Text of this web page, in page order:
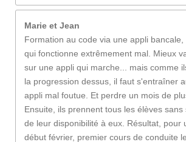
Marie et Jean
Formation au code via une appli
qui fonctionne extrêmement mal. Mieux
sur une appli qui marche... mais comme
la progression dessus, il faut s'entraîner
appli mal foutue. Et perdre un mois de
Ensuite, ils prennent tous les élèves
de leur disponibilité à eux. Résultat, pour
début février, premier cours de conduite